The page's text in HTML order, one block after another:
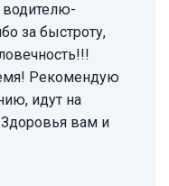
водителю-
за быстроту,
Рекомендую
идут на
вам и